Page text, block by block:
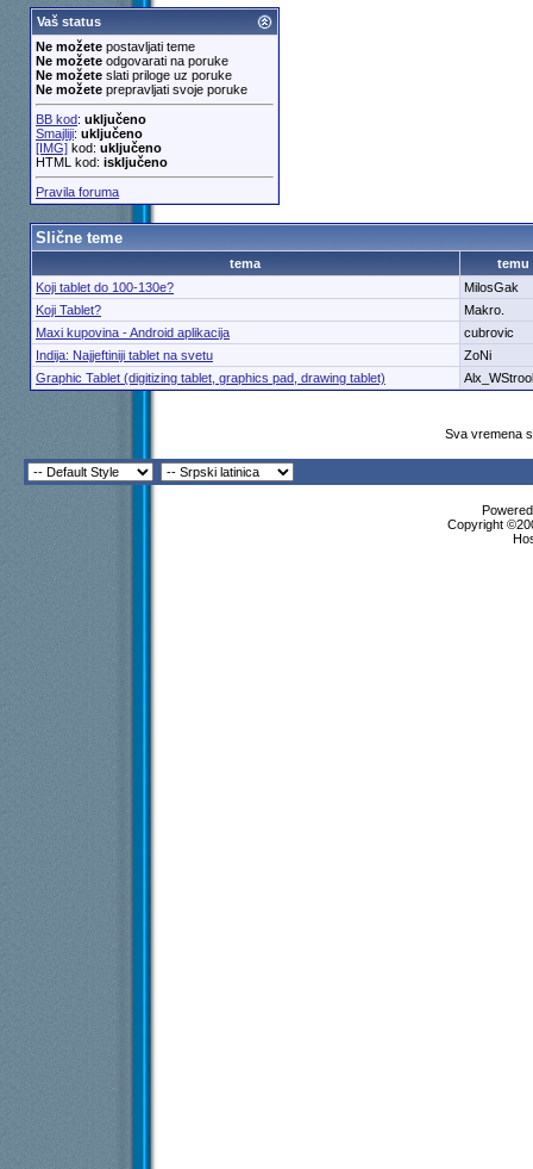
Vaš status
Ne možetepostavljati teme
Ne možeteodgovarati na poruke
Ne možeteslati priloge uz poruke
Ne možeteprepravljati svoje poruke
BB kod: uključeno
Smajliji: uključeno
[IMG]kod: uključeno
HTML kod: isključeno
Pravila foruma
Slične teme
tema
temu
Koji tablet do 100-130e?
MilosGak
Koji Tablet?
Makro.
Maxi kupovina - Android aplikacija
cubrovic
Indija: Najjeftiniji tablet na svetu
ZoNi
Graphic Tablet (digitizing tablet, graphics pad, drawing tablet)
Sva vremena
Copyright